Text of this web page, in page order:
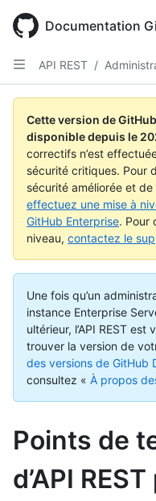
main
content
Documentation
API REST /
Cette version de
disponible depuis le
correctifs n’est
sécurité critiques. Pour
sécurité améliorée et
effectuez une mise à
GitHub Enterprise. Pour
niveau, contactez le
Une fois qu’un
instance Enterprise
ultérieur, l’API REST
trouver la version de
des versions de GitHub
consultez « À propos
Points de
d’API